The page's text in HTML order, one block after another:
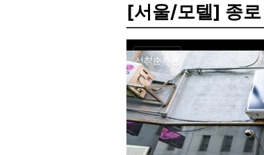
[서울/모텔] 종로
선착순쿠폰